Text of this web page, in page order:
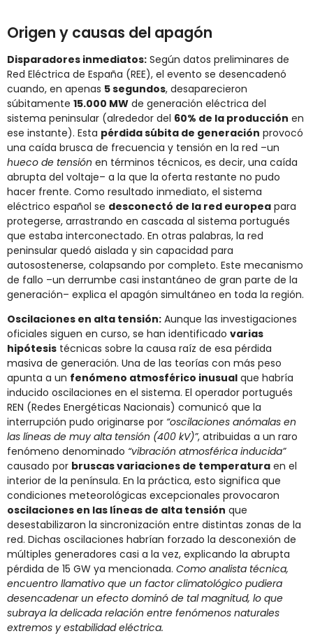
Origen y causas del apagón
Disparadores inmediatos: Según datos preliminares de
Red Eléctrica de España (REE), el evento se desencadenó
cuando, en apenas 5 segundos, desaparecieron
súbitamente 15.000 MW de generación eléctrica del
sistema peninsular (alrededor del 60% de la producción en
ese instante)​. Esta pérdida súbita de generación provocó
una caída brusca de frecuencia y tensión en la red –un
hueco de tensión en términos técnicos, es decir, una caída
abrupta del voltaje– a la que la oferta restante no pudo
hacer frente. Como resultado inmediato, el sistema
eléctrico español se desconectó de la red europea para
protegerse, arrastrando en cascada al sistema portugués
que estaba interconectado​. En otras palabras, la red
peninsular quedó aislada y sin capacidad para
autosostenerse, colapsando por completo. Este mecanismo
de fallo –un derrumbe casi instantáneo de gran parte de la
generación– explica el apagón simultáneo en toda la región.
Oscilaciones en alta tensión: Aunque las investigaciones
oficiales siguen en curso, se han identificado varias
hipótesis técnicas sobre la causa raíz de esa pérdida
masiva de generación. Una de las teorías con más peso
apunta a un fenómeno atmosférico inusual que habría
inducido oscilaciones en el sistema. El operador portugués
REN (Redes Energéticas Nacionais) comunicó que la
interrupción pudo originarse por “oscilaciones anómalas en
las líneas de muy alta tensión (400 kV)”, atribuidas a un raro
fenómeno denominado “vibración atmosférica inducida”
causado por bruscas variaciones de temperatura en el
interior de la península. En la práctica, esto significa que
condiciones meteorológicas excepcionales provocaron
oscilaciones en las líneas de alta tensión que
desestabilizaron la sincronización entre distintas zonas de la
red​. Dichas oscilaciones habrían forzado la desconexión de
múltiples generadores casi a la vez, explicando la abrupta
pérdida de 15 GW ya mencionada. Como analista técnica,
encuentro llamativo que un factor climatológico pudiera
desencadenar un efecto dominó de tal magnitud, lo que
subraya la delicada relación entre fenómenos naturales
extremos y estabilidad eléctrica.